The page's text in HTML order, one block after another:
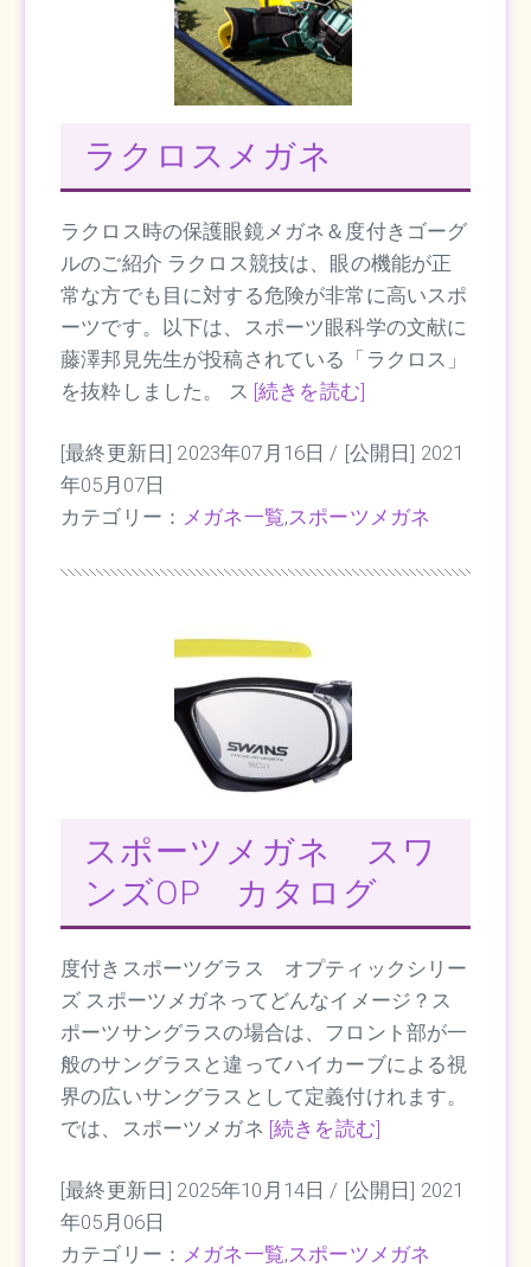
ラクロスメガネ
ラクロス時の保護眼鏡メガネ＆度付きゴーグ
ルのご紹介 ラクロス競技は、眼の機能が正
常な方でも目に対する危険が非常に高いスポ
ーツです。以下は、スポーツ眼科学の文献に
藤澤邦見先生が投稿されている「ラクロス」
を抜粋しました。 ス [続きを読む]
[最終更新日] 2023年07月16日 / [公開日] 2021
年05月07日
カテゴリー： メガネ一覧,スポーツメガネ
スポーツメガネ スワ
ンズOP カタログ
度付きスポーツグラス オプティックシリー
ズ スポーツメガネってどんなイメージ？ス
ポーツサングラスの場合は、フロント部が一
般のサングラスと違ってハイカーブによる視
界の広いサングラスとして定義付けれます。
では、スポーツメガネ [続きを読む]
[最終更新日] 2025年10月14日 / [公開日] 2021
年05月06日
カテゴリー： メガネ一覧,スポーツメガネ